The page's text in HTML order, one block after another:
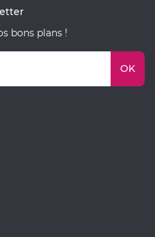
bons plans !
OK